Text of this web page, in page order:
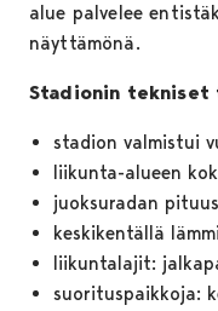
alue palvelee
näyttämönä.
Stadionin
stadion valmistui
liikunta-alueen
juoksuradan
keskikentällä
liikuntalajit:
suorituspaikkoja: